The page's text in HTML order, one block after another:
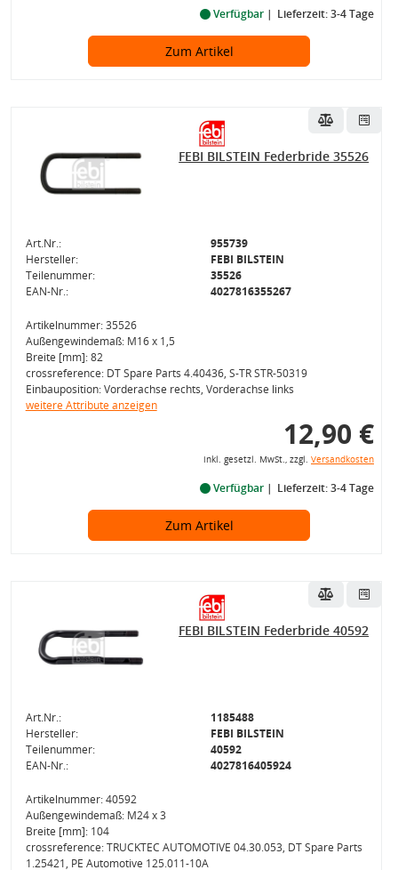
Verfügbar Lieferzeit: 3-4 Tage
Zum Artikel
FEBI BILSTEIN Federbride 35526
Art.Nr.:
955739
Hersteller:
FEBI BILSTEIN
Teilenummer:
35526
EAN-Nr.:
4027816355267
Artikelnummer: 35526
Außengewindemaß: M16 x 1,5
Breite [mm]: 82
crossreference: DT Spare Parts 4.40436, S-TR STR-50319
Einbauposition: Vorderachse rechts, Vorderachse links
weitere Attribute anzeigen
12,90 €
inkl. gesetzl. MwSt., zzgl. Versandkosten
Verfügbar Lieferzeit: 3-4 Tage
Zum Artikel
FEBI BILSTEIN Federbride 40592
Art.Nr.:
1185488
Hersteller:
FEBI BILSTEIN
Teilenummer:
40592
EAN-Nr.:
4027816405924
Artikelnummer: 40592
Außengewindemaß: M24 x 3
Breite [mm]: 104
crossreference: TRUCKTEC AUTOMOTIVE 04.30.053, DT Spare Parts
1.25421, PE Automotive 125.011-10A